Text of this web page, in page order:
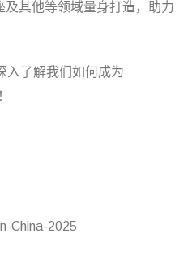
其他等领域量身打造，助力
入了解我们如何成为